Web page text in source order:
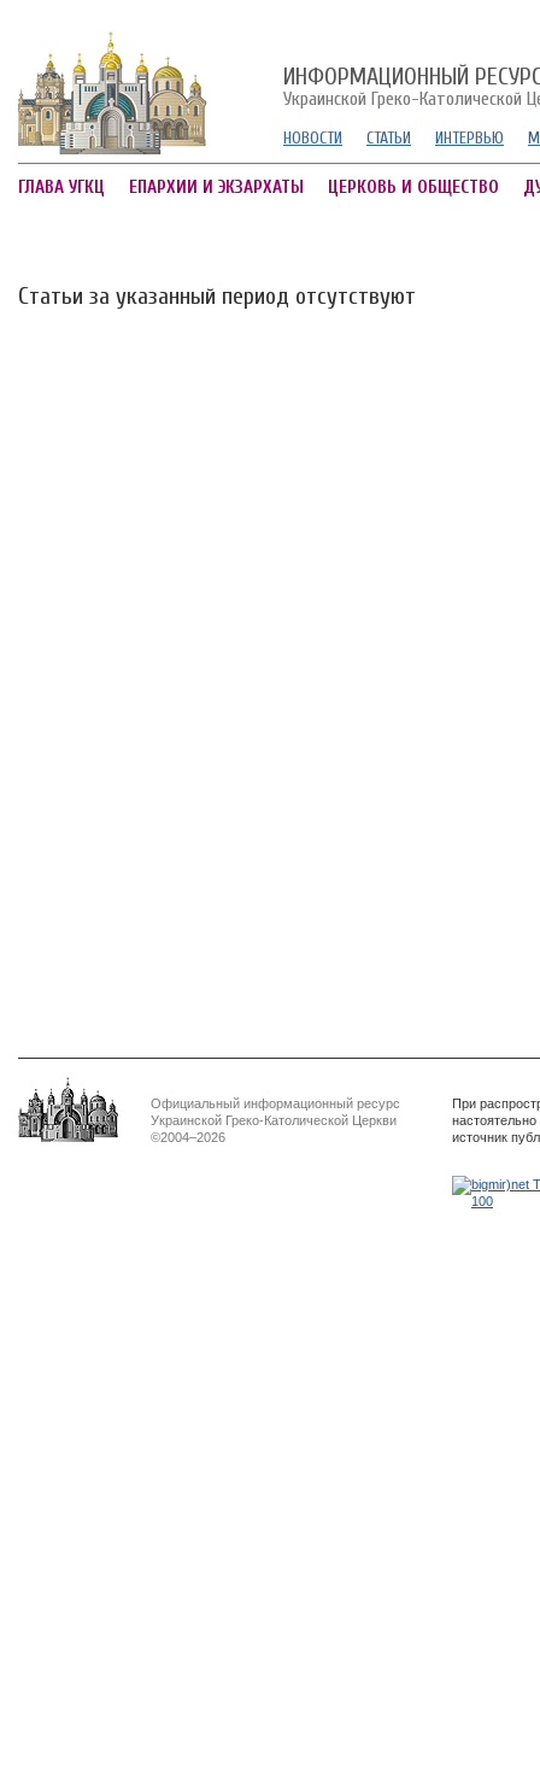
ИНФОРМАЦИОННЫЙ
Украинской Греко-Католической
НОВОСТИ СТАТЬИ ИНТЕРВЬЮ
ГЛАВА УГКЦ ЕПАРХИИ И ЭКЗАРХАТЫ ЦЕРКОВЬ И ОБЩЕСТВО
Статьи за указанный период отсутствуют
Официальный информационный ресурс
Украинской Греко-Католической Церкви
©2004–2026
При
источник